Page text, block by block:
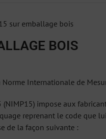
sur emballage bois
BOIS
Internationale de
impose aux
reprenant le code que
de la façon suivante :